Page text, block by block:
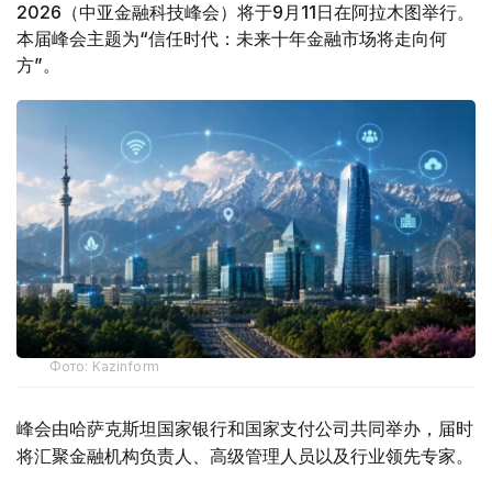
2026（中亚金融科技峰会）将于9月11日在阿拉木图举行。
本届峰会主题为“信任时代：未来十年金融市场将走向何
方”。
Фото: Kazinform
峰会由哈萨克斯坦国家银行和国家支付公司共同举办，届时
将汇聚金融机构负责人、高级管理人员以及行业领先专家。